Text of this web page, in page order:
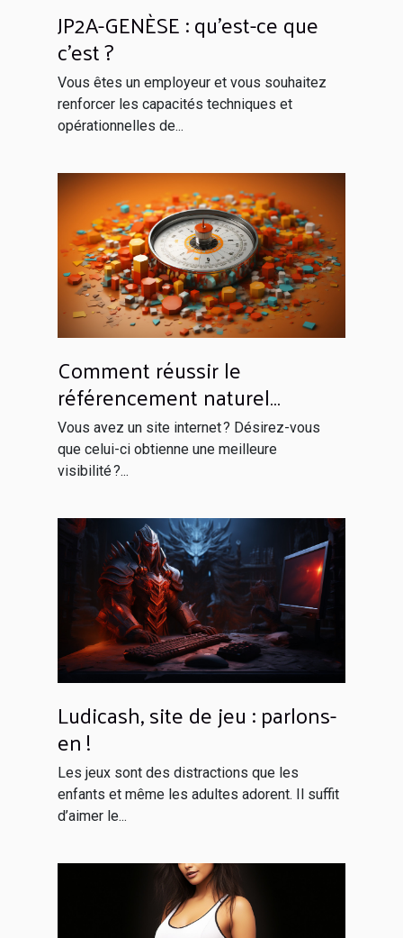
JP2A-GENÈSE : qu’est-ce que
c’est ?
Vous êtes un employeur et vous souhaitez
renforcer les capacités techniques et
opérationnelles de...
Comment réussir le
référencement naturel
efficacement ?
Vous avez un site internet ? Désirez-vous
que celui-ci obtienne une meilleure
visibilité ?...
Ludicash, site de jeu : parlons-
en !
Les jeux sont des distractions que les
enfants et même les adultes adorent. Il suffit
d’aimer le...